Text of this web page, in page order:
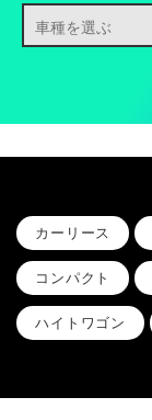
カーリース
コンパクト
ハイトワゴン